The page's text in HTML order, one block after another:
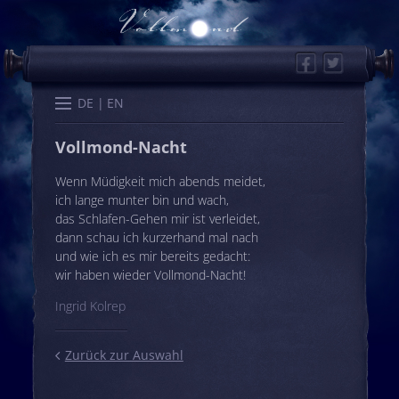
FacebookTwitter
DE EN
Start Kalender Karten
Vollmond-Nacht
Wenn Müdigkeit mich abends meidet,
ich lange munter bin und wach,
das Schlafen-Gehen mir ist verleidet,
dann schau ich kurzerhand mal nach
und wie ich es mir bereits gedacht:
wir haben wieder Vollmond-Nacht!
Ingrid Kolrep
Zurück zur Auswahl